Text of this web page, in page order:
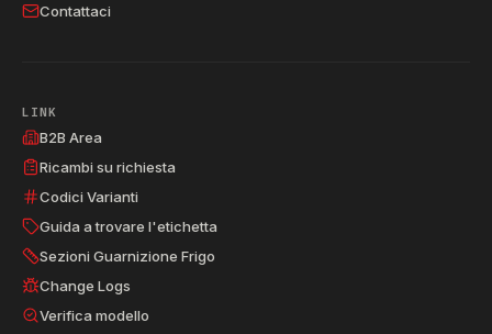
Contattaci
LINK
B2B Area
Ricambi su richiesta
Codici Varianti
Guida a trovare l'etichetta
Sezioni Guarnizione Frigo
Change Logs
Verifica modello